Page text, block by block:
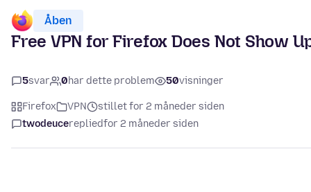
Åben
Free VPN for Firefox Does Not Show
5svar 0har dette problem 50visninger
Firefox VPN
stillet for 2 måneder siden
twodeucerepliedfor 2 måneder siden